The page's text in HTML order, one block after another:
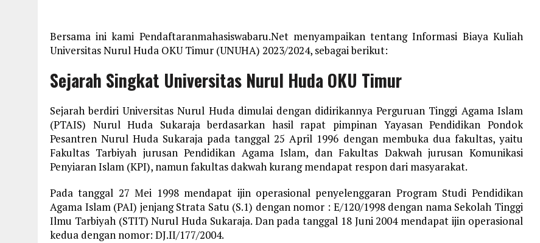
Bersama ini kami Pendaftaranmahasiswabaru.Net menyampaikan tentang Informasi Biaya Kuliah
Universitas Nurul Huda OKU Timur (UNUHA) 2023/2024, sebagai berikut:
Sejarah Singkat Universitas Nurul Huda OKU Timur
Sejarah berdiri Universitas Nurul Huda dimulai dengan didirikannya Perguruan Tinggi Agama Islam
(PTAIS) Nurul Huda Sukaraja berdasarkan hasil rapat pimpinan Yayasan Pendidikan Pondok
Pesantren Nurul Huda Sukaraja pada tanggal 25 April 1996 dengan membuka dua fakultas, yaitu
Fakultas Tarbiyah jurusan Pendidikan Agama Islam, dan Fakultas Dakwah jurusan Komunikasi
Penyiaran Islam (KPI), namun fakultas dakwah kurang mendapat respon dari masyarakat.
Pada tanggal 27 Mei 1998 mendapat ijin operasional penyelenggaran Program Studi Pendidikan
Agama Islam (PAI) jenjang Strata Satu (S.1) dengan nomor : E/120/1998 dengan nama Sekolah Tinggi
Ilmu Tarbiyah (STIT) Nurul Huda Sukaraja. Dan pada tanggal 18 Juni 2004 mendapat ijin operasional
kedua dengan nomor: DJ.II/177/2004.